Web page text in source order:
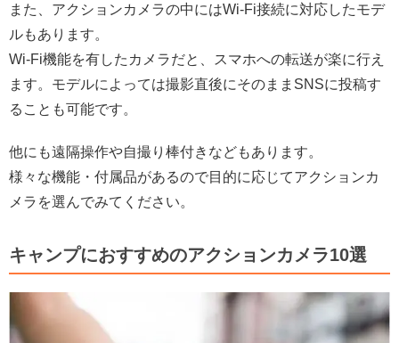
また、アクションカメラの中にはWi-Fi接続に対応したモデ
ルもあります。
Wi-Fi機能を有したカメラだと、スマホへの転送が楽に行え
ます。モデルによっては撮影直後にそのままSNSに投稿す
ることも可能です。
他にも遠隔操作や自撮り棒付きなどもあります。
様々な機能・付属品があるので目的に応じてアクションカ
メラを選んでみてください。
キャンプにおすすめのアクションカメラ10選